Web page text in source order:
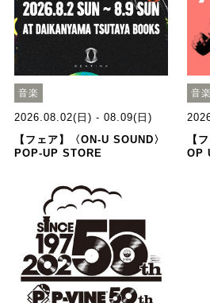
音楽
2026.08.02(日) - 08.09(日)
【フェア】〈ON-U SOUND〉
POP-UP STORE
音楽
【
OP